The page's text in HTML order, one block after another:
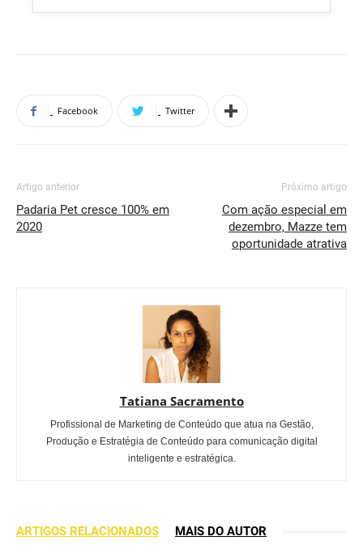
Facebook Twitter
Artigo anterior
Padaria Pet cresce 100% em
2020
Próximo artigo
Com ação especial em
dezembro, Mazze tem
oportunidade atrativa
Tatiana Sacramento
Profissional de Marketing de Conteúdo que atua na Gestão,
Produção e Estratégia de Conteúdo para comunicação digital
inteligente e estratégica.
ARTIGOS RELACIONADOS MAIS DO AUTOR